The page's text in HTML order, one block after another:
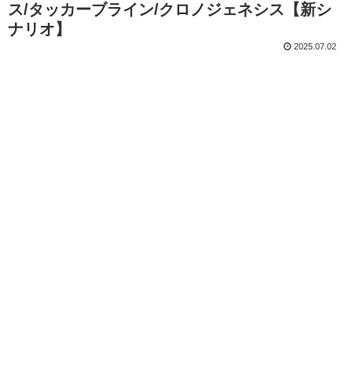
ス/タッカーブライン/クロノジェネシス【新シ
ナリオ】
2025.07.02